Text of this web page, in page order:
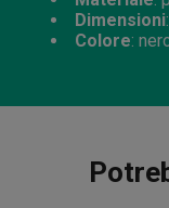
Dimensioni
Colore: